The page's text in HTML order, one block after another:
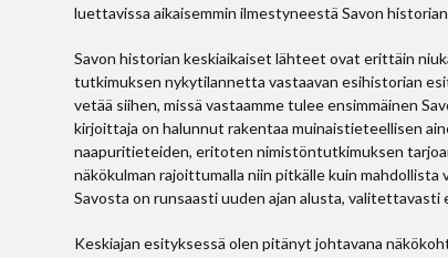
luettavissa aikaisemmin ilmestyneestä Savon
Savon historian keskiaikaiset lähteet ovat erittäin
tutkimuksen nykytilannetta vastaavan esihistorian
vetää siihen, missä vastaamme tulee ensimmäinen
kirjoittaja on halunnut rakentaa muinaistieteellisen
naapuritieteiden, eritoten nimistöntutkimuksen
näkökulman rajoittumalla niin pitkälle kuin
Savosta on runsaasti uuden ajan alusta, valitettavasti
Keskiajan esityksessä olen pitänyt johtavana